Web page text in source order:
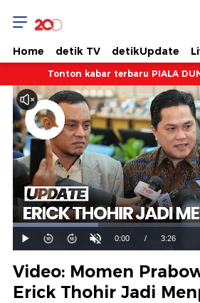
Home detik TV detikUpdate
Tonton kabar terbaru PIALA
Mainkan
Suara
Hidup
Waktu
ini
0:00 / Durasi
3:26
Dimuat:
29.06%
Video: Momen
Erick Thohir Jadi